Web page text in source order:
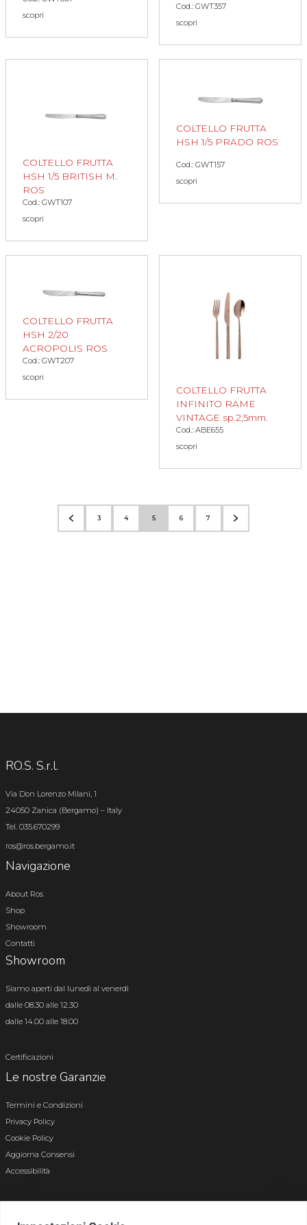
scopri
Cod.: GWT357
scopri
COLTELLO FRUTTA
HSH 1/5 BRITISH M.
ROS
Cod.: GWT107
scopri
COLTELLO FRUTTA
HSH 1/5 PRADO ROS
Cod.: GWT157
scopri
COLTELLO FRUTTA
HSH 2/20
ACROPOLIS ROS
Cod.: GWT207
scopri
COLTELLO FRUTTA
INFINITO RAME
VINTAGE sp.2,5mm.
Cod.: ABE655
scopri
3 4 5 6 7
RO.S. S.r.l.
Via Don Lorenzo Milani, 1
24050 Zanica (Bergamo) – Italy
Tel. 035.670299
ros@ros.bergamo.it
Navigazione
About Ros
Shop
Showroom
Contatti
Showroom
Siamo aperti dal lunedì al venerdì
dalle 08.30 alle 12.30
dalle 14.00 alle 18.00
Certificazioni
Le nostre Garanzie
Termini e Condizioni
Privacy Policy
Cookie Policy
Aggiorna Consensi
Accessibilità